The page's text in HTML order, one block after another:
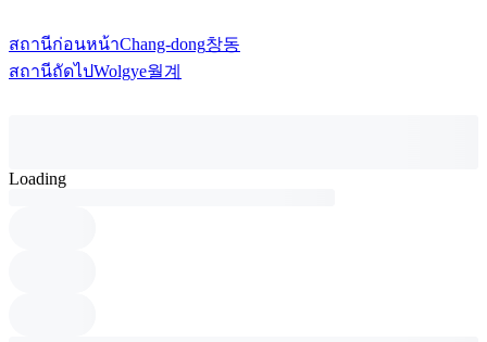
สถานีก่อนหน้าChang-dong창동
สถานีถัดไปWolgye월계
Loading